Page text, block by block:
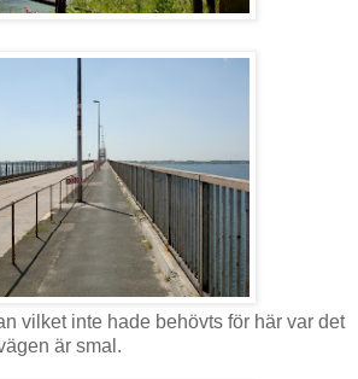
vilket inte hade behövts för här var det
är smal.